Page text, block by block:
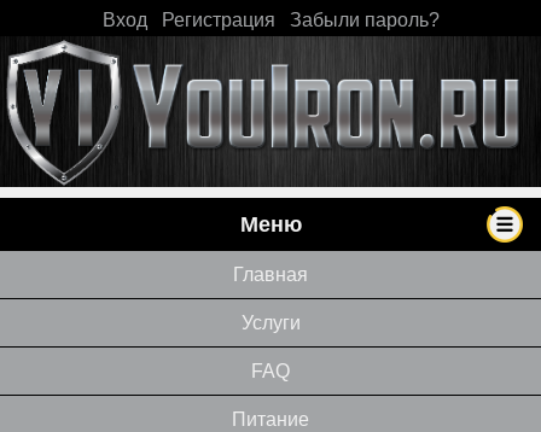
Вход Регистрация Забыли пароль?
Меню
Главная
Услуги
FAQ
Питание